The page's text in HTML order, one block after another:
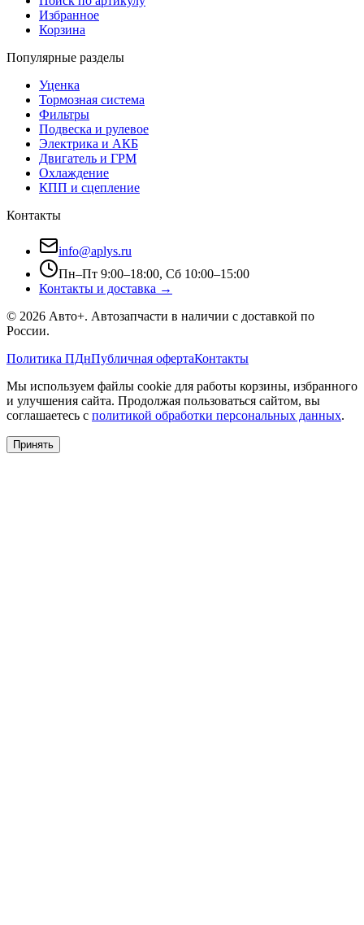
Избранное
Корзина
Популярные разделы
Уценка
Тормозная система
Фильтры
Подвеска и рулевое
Электрика и АКБ
Двигатель и ГРМ
Охлаждение
КПП и сцепление
Контакты
info@aplys.ru
Пн–Пт 9:00–18:00, Сб 10:00–15:00
Контакты и доставка →
© 2026 Авто+. Автозапчасти в наличии с доставкой по
России.
Политика ПДнПубличная офертаКонтакты
Мы используем файлы cookie для работы корзины, избранного
и улучшения сайта. Продолжая пользоваться сайтом, вы
соглашаетесь с политикой обработки персональных данных.
Принять